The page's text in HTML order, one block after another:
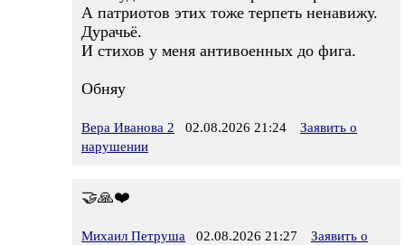
А патриотов этих тоже терпеть ненавижу.
Дурачьё.
И стихов у меня антивоенных до фига.
Обняу
Вера Иванова 2 02.08.2026 21:24
Заявить о
нарушении
🤝🙏❤️
Михаил Петруша 02.08.2026 21:27
Заявить о